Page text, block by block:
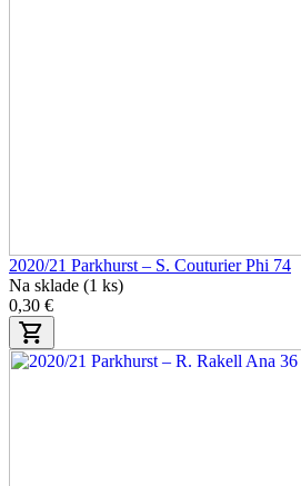
2020/21 Parkhurst – S. Couturier Phi 74
Na sklade (1 ks)
0,30 €